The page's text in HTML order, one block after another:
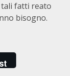
tali fatti reato
bisogno.